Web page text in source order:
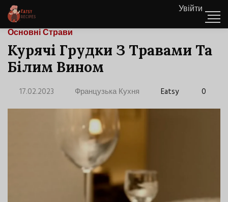
Увійти
Основні Страви
Курячі Грудки З Травами Та
Білим Вином
17.02.2023 Французька Кухня Eatsy 0